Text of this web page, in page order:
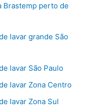
Brastemp perto de
lavar grande São
lavar São Paulo
lavar Zona Centro
lavar Zona Sul